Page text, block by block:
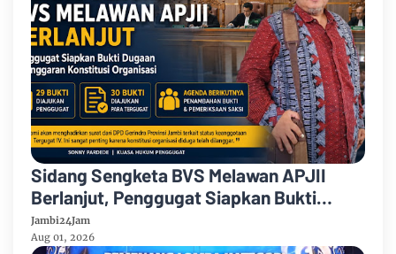
Sidang Sengketa BVS Melawan APJII
Berlanjut, Penggugat Siapkan Bukti
Dugaan Pelanggaran Konstitusi
Organisasi
Jambi24Jam
Aug 01, 2026